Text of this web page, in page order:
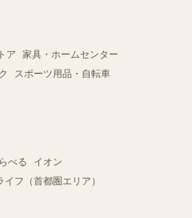
ア
家具・ホームセンター
スポーツ用品・自転車
べる
イオン
イフ（首都圏エリア）